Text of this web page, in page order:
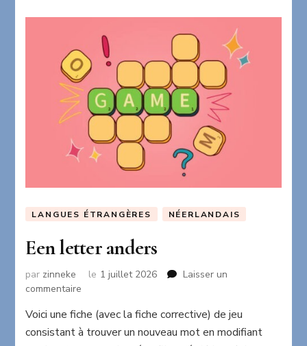
LANGUES ÉTRANGÈRES NÉERLANDAIS
Een letter anders
par zinneke le 1 juillet 2026
Laisser un
commentaire
letter
anders
Voici une fiche (avec la fiche corrective) de jeu
consistant à trouver un nouveau mot en modifiant